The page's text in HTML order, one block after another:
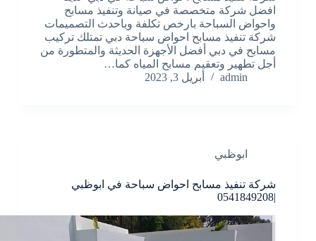
افضل شركة متخصصة في صيانة وتنفيذ مسابح
واحواض السباحة بارخص تكلفة وباحدث التصميمات
شركة تنفيذ مسابح احواض سباحة دبي تمتلك تركيب
مسابح في دبي أفضل الأجهزة الحديثة والمتطورة من
أجل تطهير وتعقيم مسابح المياه كما…
admin
أبريل 3, 2023
ابوظبي
شركة تنفيذ مسابح احواض سباحة في ابوظبي
|0541849208